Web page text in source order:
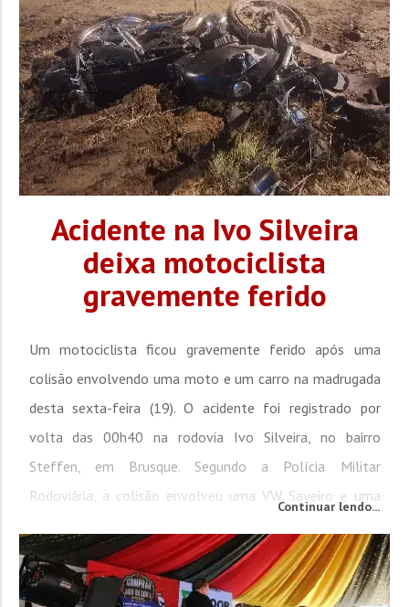
Acidente na Ivo Silveira
deixa motociclista
gravemente ferido
Um motociclista ficou gravemente ferido após uma
colisão envolvendo uma moto e um carro na madrugada
desta sexta-feira (19). O acidente foi registrado por
volta das 00h40 na rodovia Ivo Silveira, no bairro
Steffen, em Brusque. Segundo a Polícia Militar
Rodoviária, a colisão envolveu uma VW Saveiro e uma
local, não foi possível definir oficialmente o causador do
acidente. No...
Continuar lendo...